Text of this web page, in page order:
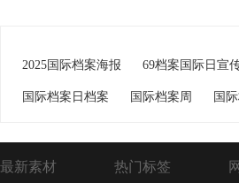
2025国际档案海报 69档案国际日宣
国际档案日档案 国际档案周 国
最新素材 热门标签